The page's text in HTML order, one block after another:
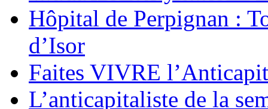
Hôpital de Perpignan :
d’Isor
Faites VIVRE
L’anticapitaliste de la